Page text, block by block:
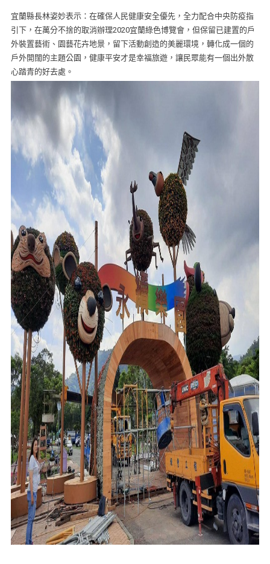
宜蘭縣長林姿妙表示：在確保人民健康安全優先，全力配合中央防疫指
引下，在萬分不捨的取消辦理2020宜蘭綠色博覽會，但保留已建置的戶
外裝置藝術、園藝花卉地景，留下活動創造的美麗環境，轉化成一個的
戶外開闊的主題公園，健康平安才是幸福旅遊，讓民眾能有一個出外散
心踏青的好去處。